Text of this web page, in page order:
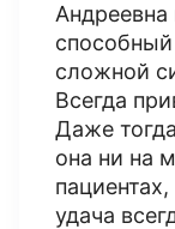
сложной
Всегда
Даже
она ни на
удача